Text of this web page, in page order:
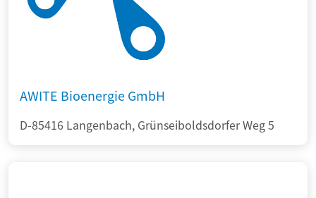
AWITE Bioenergie GmbH
D-85416 Langenbach, Grünseiboldsdorfer Weg 5